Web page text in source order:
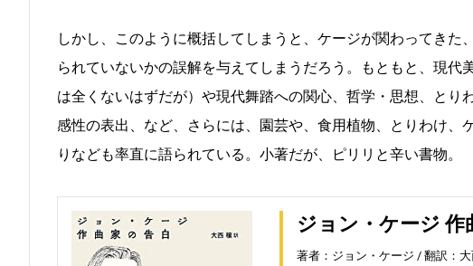
しかし、このように概括してしまうと、ケージが関わってき
られていないかの誤解を与えてしまうだろう。もともと、現
は全くないはずだが）や現代舞踏への関心、哲学・思想、と
感性の表出、など、さらには、園芸や、食用植物、とりわけ
りなども率直に語られている。小著だが、ピリリと辛い書物。
ジョン・ケージ 作
著者：ジョン・ケージ 翻訳：大